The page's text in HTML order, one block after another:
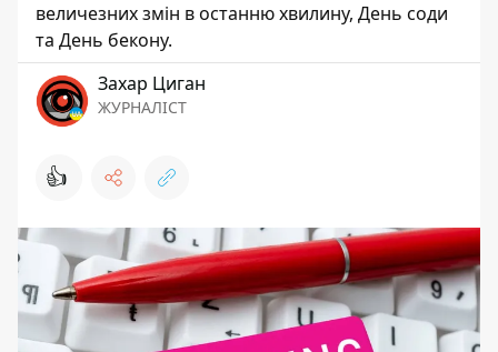
величезних змін в останню хвилину, День соди
та День бекону.
Захар Циган
ЖУРНАЛІСТ
👍